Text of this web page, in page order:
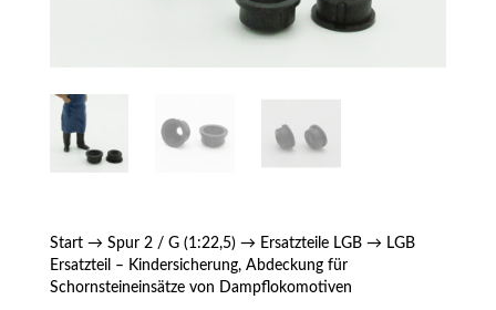
Start→ Spur 2 / G (1:22,5)→ Ersatzteile LGB→ LGB
Ersatzteil – Kindersicherung, Abdeckung für
Schornsteineinsätze von Dampflokomotiven